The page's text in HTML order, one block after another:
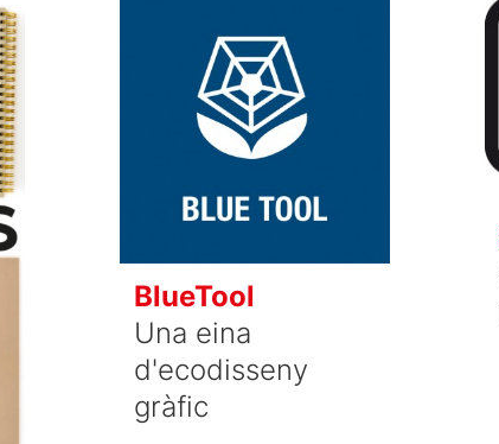
BlueTool
Una eina
d'ecodisseny
gràfic